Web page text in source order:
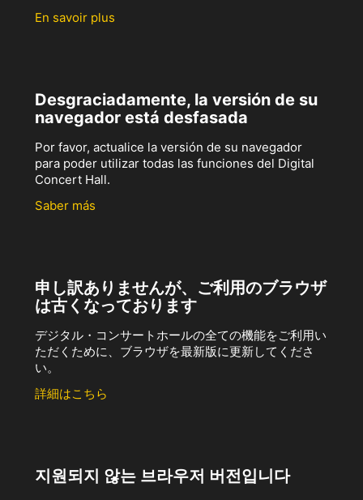
En savoir plus
Desgraciadamente, la versión de su
navegador está desfasada
Por favor, actualice la versión de su navegador
para poder utilizar todas las funciones del Digital
Concert Hall.
Saber más
申し訳ありませんが、ご利用のブラウザ
は古くなっております
デジタル・コンサートホールの全ての機能をご利用い
ただくために、ブラウザを最新版に更新してくださ
い。
詳細はこちら
지원되지 않는 브라우저 버전입니다